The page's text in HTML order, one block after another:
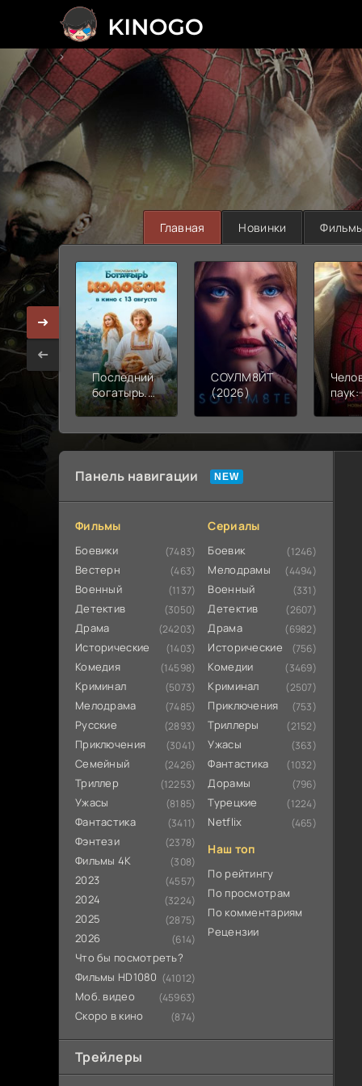
>
Главная Новинки
Последний
богатырь.
Колобок
СОУЛМ8ЙТ
(2026)
Панель навигации
Фильмы
Боевики (7483)
Вестерн (463)
Военный (1137)
Детектив (3050)
Драма (24203)
Исторические (1403)
Комедия (14598)
Криминал (5073)
Мелодрама (7485)
Русские (2893)
Приключения (3041)
Семейный (2426)
Триллер (12253)
Ужасы (8185)
Фантастика (3411)
Фэнтези (2378)
Фильмы 4К (308)
2023 (4557)
2024 (3224)
2025 (2875)
2026 (614)
Что бы посмотреть?
Фильмы HD1080 (41012)
Моб. видео (45963)
Скоро в кино (874)
Сериалы
Боевик (1246)
Мелодрамы (4494)
Военный (331)
Детектив (2607)
Драма (6982)
Исторические (756)
Комедии (3469)
Криминал (2507)
Приключения (753)
Триллеры (2152)
Ужасы (363)
Фантастика (1032)
Дорамы (796)
Турецкие (1224)
Netflix (465)
Наш топ
По рейтингу
По просмотрам
По комментариям
Рецензии
Трейлеры